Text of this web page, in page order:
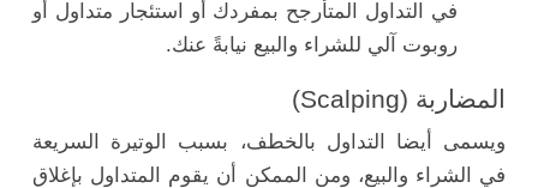
في التداول المتأرجح بمفردك أو استئجار متداول أو
روبوت آلي للشراء والبيع نيابةً عنك.
المضاربة (Scalping)
ويسمى أيضا التداول بالخطف، بسبب الوتيرة السريعة
في الشراء والبيع، ومن الممكن أن يقوم المتداول بإغلاق